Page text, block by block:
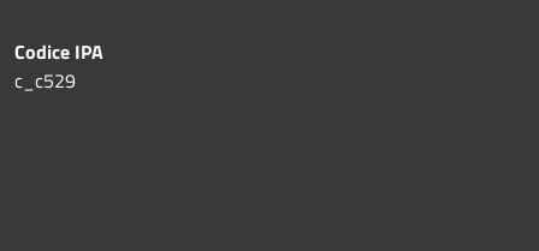
Codice IPA
c_c529